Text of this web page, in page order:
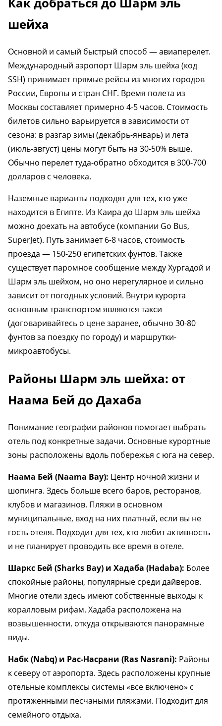
шейха
Основной и самый быстрый способ — авиаперелет.
Международный аэропорт Шарм эль шейха (код
SSH) принимает прямые рейсы из многих городов
России, Европы и стран СНГ. Время полета из
Москвы составляет примерно 4-5 часов. Стоимость
билетов сильно варьируется в зависимости от
сезона: в разгар зимы (декабрь-январь) и лета
(июль-август) цены могут быть на 30-50% выше.
Обычно перелет туда-обратно обходится в 300-700
долларов с человека.
Наземные варианты подходят для тех, кто уже
находится в Египте. Из Каира до Шарм эль шейха
можно доехать на автобусе (компании Go Bus,
SuperJet). Путь занимает 6-8 часов, стоимость
проезда — 150-250 египетских фунтов. Также
существует паромное сообщение между Хургадой и
Шарм эль шейхом, но оно нерегулярное и сильно
зависит от погодных условий. Внутри курорта
основным транспортом являются такси
(договаривайтесь о цене заранее, обычно 30-80
фунтов за поездку по городу) и маршрутки-
микроавтобусы.
Районы Шарм эль шейха: от
Наама Бей до Дахаба
Понимание географии районов помогает выбрать
отель под конкретные задачи. Основные курортные
зоны расположены вдоль побережья с юга на север.
Наама Бей (Naama Bay): Центр ночной жизни и
шопинга. Здесь больше всего баров, ресторанов,
клубов и магазинов. Пляжи в основном
муниципальные, вход на них платный, если вы не
гость отеля. Подходит для тех, кто любит активность
и не планирует проводить все время в отеле.
Шаркс Бей (Sharks Bay) и Хадаба (Hadaba): Более
спокойные районы, популярные среди дайверов.
Многие отели здесь имеют собственные выходы к
коралловым рифам. Хадаба расположена на
возвышенности, откуда открываются панорамные
виды.
Набк (Nabq) и Рас-Насрани (Ras Nasrani): Районы
к северу от аэропорта. Здесь расположены крупные
отельные комплексы системы «все включено» с
протяженными песчаными пляжами. Подходит для
семейного отдыха.